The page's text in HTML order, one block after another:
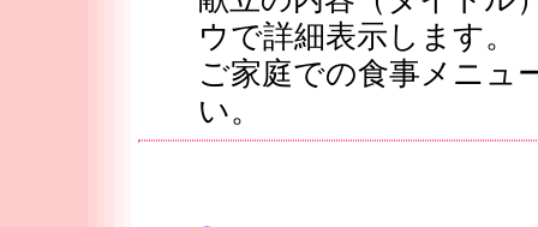
ウで詳細表示します。
ご家庭での食事メニュ
い。